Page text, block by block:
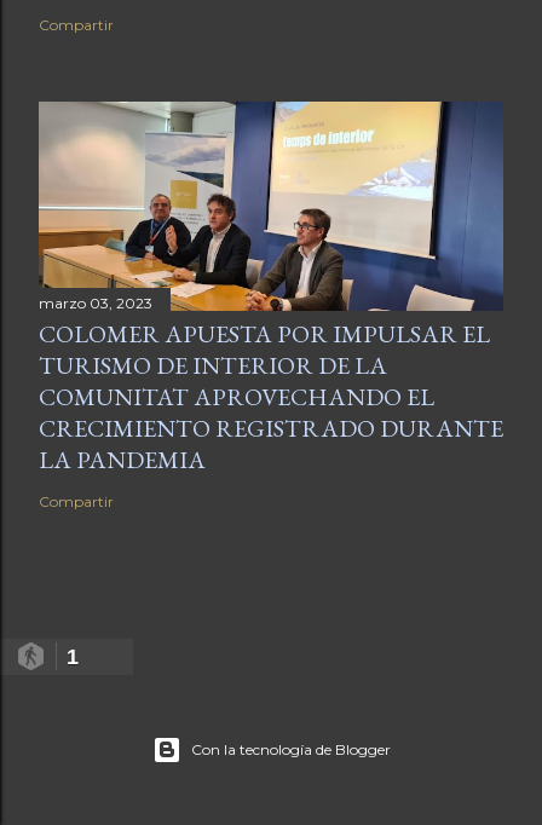
Compartir
marzo 03, 2023
COLOMER APUESTA POR IMPULSAR EL
TURISMO DE INTERIOR DE LA
COMUNITAT APROVECHANDO EL
CRECIMIENTO REGISTRADO DURANTE
LA PANDEMIA
Compartir
1
Con la tecnología de Blogger